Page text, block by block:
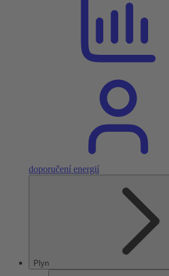
doporučení energií
Plyn